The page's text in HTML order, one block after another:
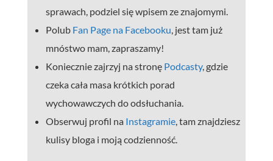
sprawach, podziel się wpisem ze znajomymi.
Polub Fan Page na Facebooku, jest tam już
mnóstwo mam, zapraszamy!
Koniecznie zajrzyj na stronę Podcasty, gdzie
czeka cała masa krótkich porad
wychowawczych do odsłuchania.
Obserwuj profil na Instagramie, tam znajdziesz
kulisy bloga i moją codzienność.